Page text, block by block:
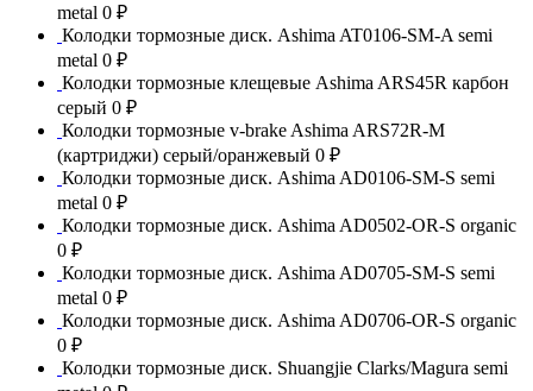
metal 0 ₽
Колодки тормозные диск. Ashima AT0106-SM-A semi
metal 0 ₽
Колодки тормозные клещевые Ashima ARS45R карбон
серый 0 ₽
Колодки тормозные v-brake Ashima ARS72R-M
(картриджи) серый/оранжевый 0 ₽
Колодки тормозные диск. Ashima AD0106-SM-S semi
metal 0 ₽
Колодки тормозные диск. Ashima AD0502-OR-S organic
0 ₽
Колодки тормозные диск. Ashima AD0705-SM-S semi
metal 0 ₽
Колодки тормозные диск. Ashima AD0706-OR-S organic
0 ₽
Колодки тормозные диск. Shuangjie Clarks/Magura semi